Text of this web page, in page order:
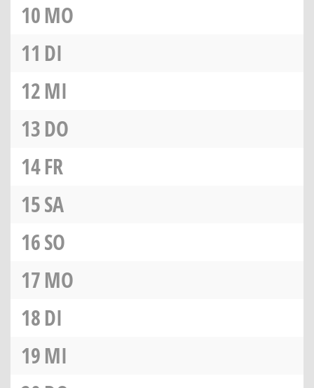
10MO
11 DI
12MI
13DO
14FR
15SA
16SO
17MO
18DI
19MI